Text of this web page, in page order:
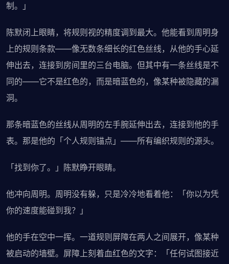
制。」
陈默闭上眼睛，将规则视的精度调到最大。他能看到周明身
上的规则条款——像无数条细长的红色丝线，从他的手心延
伸出去，连接到房间里的三台电脑。但其中有一条丝线是不
同的——它不是红色的，而是暗蓝色的，像某种被隐藏的漏
洞。
那条暗蓝色的丝线从周明的左手腕延伸出去，连接到他的手
表。那是他的「个人规则锚点」——所有编织规则的源头。
「找到你了。」陈默睁开眼睛。
他冲向周明。周明没有躲，只是冷冷地看着他：「你以为凭
你的速度能碰到我？」
他的手在空中一挥。一道规则屏障在两人之间展开，像某种
被启动的墙壁。屏障上刻着血红色的文字：「任何试图接近